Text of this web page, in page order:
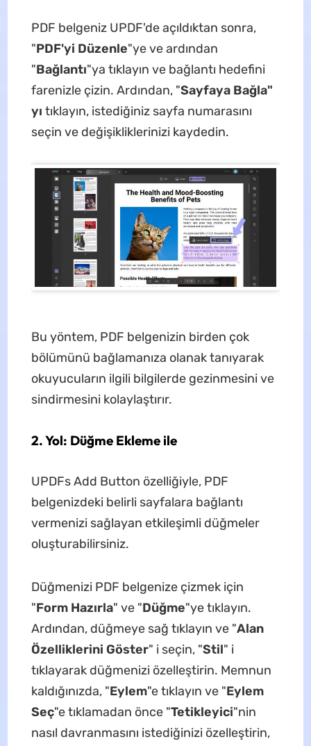
PDF belgeniz UPDF'de açıldıktan sonra,
"PDF'yi Düzenle"ye ve ardından
"Bağlantı"ya tıklayın ve bağlantı hedefini
farenizle çizin. Ardından, "Sayfaya Bağla"
yı tıklayın, istediğiniz sayfa numarasını
seçin ve değişikliklerinizi kaydedin.
Bu yöntem, PDF belgenizin birden çok
bölümünü bağlamanıza olanak tanıyarak
okuyucuların ilgili bilgilerde gezinmesini ve
sindirmesini kolaylaştırır.
2. Yol: Düğme Ekleme ile
UPDFs Add Button özelliğiyle, PDF
belgenizdeki belirli sayfalara bağlantı
vermenizi sağlayan etkileşimli düğmeler
oluşturabilirsiniz.
Düğmenizi PDF belgenize çizmek için
"Form Hazırla" ve "Düğme"ye tıklayın.
Ardından, düğmeye sağ tıklayın ve "Alan
Özelliklerini Göster" i seçin, "Stil" i
tıklayarak düğmenizi özelleştirin. Memnun
kaldığınızda, "Eylem"e tıklayın ve "Eylem
Seç"e tıklamadan önce "Tetikleyici"nin
nasıl davranmasını istediğinizi özelleştirin,